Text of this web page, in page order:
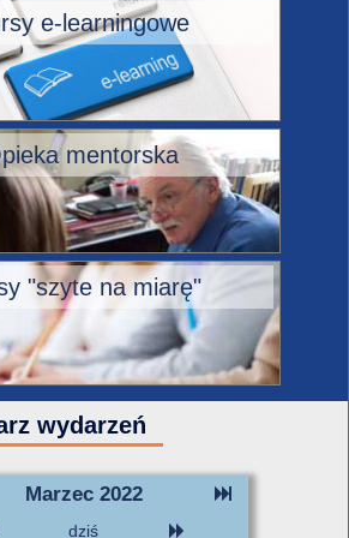
e-learningowe
mentorska
"szyte na miarę"
wydarzeń
Marzec 2022
dziś